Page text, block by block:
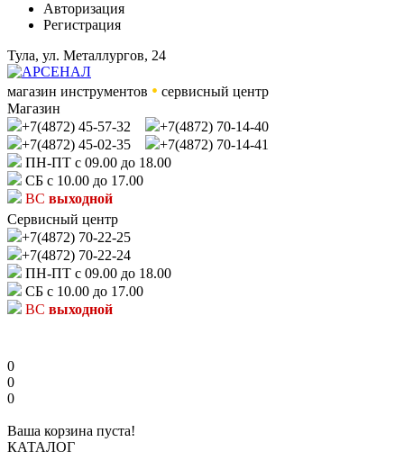
Авторизация
Регистрация
Тула, ул. Металлургов, 24
магазин инструментов • сервисный центр
Магазин
+7(4872) 45-57-32
+7(4872) 70-14-40
+7(4872) 45-02-35
+7(4872) 70-14-41
ПН-ПТ с 09.00 до 18.00
СБ с 10.00 до 17.00
ВС выходной
Сервисный центр
+7(4872) 70-22-25
+7(4872) 70-22-24
ПН-ПТ с 09.00 до 18.00
СБ с 10.00 до 17.00
ВС выходной
0
0
0
Ваша корзина пуста!
КАТАЛОГ